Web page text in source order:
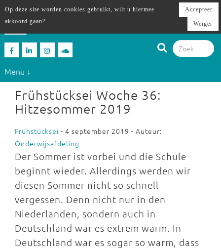
Menu ↓
Frühstücksei Woche 36:
Hitzesommer 2019
Frühstücksei - 4 september 2019 - Auteur:
Onderwijsafdeling
Der Sommer ist vorbei und die Schule
beginnt wieder. Allerdings werden wir
diesen Sommer nicht so schnell
vergessen. Denn nicht nur in den
Niederlanden, sondern auch in
Deutschland war es extrem warm. In
Deutschland war es sogar so warm, dass
Op deze site worden cookies gebruikt, wilt u hiermee
akkoord gaan?
Accepteer
Weiger